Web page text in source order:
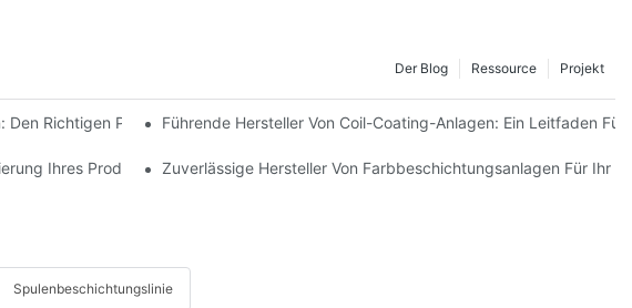
Projekt
Ressource
Der Blog
Den Richtigen Partner Für Ihre Produktionsanforderungen Auswählen
Führende Hersteller Von Coil-Coating-Anlagen: Ein Leitfaden Für
Ihres ProduktionsprozessesZuverlässige Hersteller Von Farbbeschichtungsanlagen Für Ihr
Spulenbeschichtungslinie